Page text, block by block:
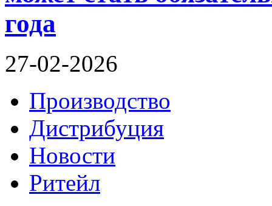
года
27-02-2026
Производство
Дистрибуция
Новости
Ритейл